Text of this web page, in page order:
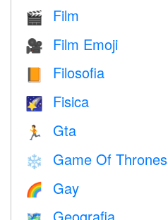
🎬 Film
🎥 Film Emoji
📙 Filosofia
🌠 Fisica
🏃 Gta
❄️ Game Of Thrones
🌈 Gay